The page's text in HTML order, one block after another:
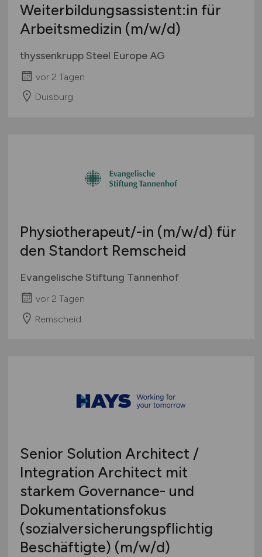
Weiterbildungsassistent:in für
Arbeitsmedizin (m/w/d)
thyssenkrupp Steel Europe AG
vor 2 Tagen
Duisburg
Physiotherapeut/-in (m/w/d) für
den Standort Remscheid
Evangelische Stiftung Tannenhof
vor 2 Tagen
Remscheid
Senior Solution Architect /
Integration Architect mit
starkem Governance- und
Dokumentationsfokus
(sozialversicherungspflichtig
Beschäftigte) (m/w/d)